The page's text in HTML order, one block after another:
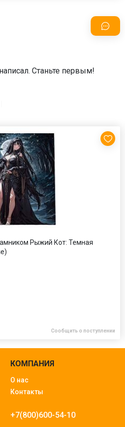
Станьте первым!
Рыжий Кот: Темная
Сообщить о поступлении
КОМПАНИЯ
О нас
Контакты
+7(800)600-54-10